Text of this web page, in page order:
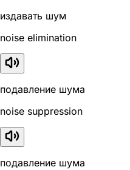
издавать шум
noise elimination
подавление шума
noise suppression
подавление шума